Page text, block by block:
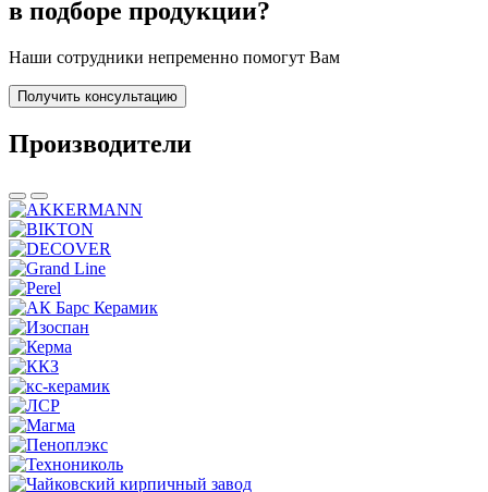
в подборе продукции?
Наши сотрудники непременно помогут Вам
Получить консультацию
Производители